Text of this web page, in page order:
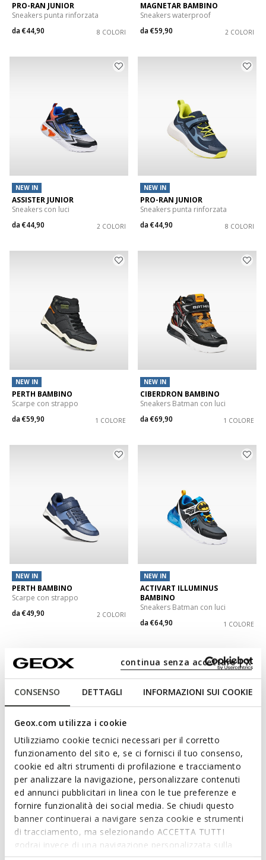
CONSENSO DETTAGLI INFORMAZIONI SUI COOKIE
Geox.com utilizza i cookie
Utilizziamo cookie tecnici necessari per il corretto
funzionamento del sito e, se ci fornisci il tuo consenso,
cookie ed altri strumenti di profilazione e tracciamento
per analizzare la navigazione, personalizzare contenuti
ed annunci pubblicitari in linea con le tue preferenze e
fornire funzionalità dei social media. Se chiudi questo
banner continuerai a navigare senza cookie e strumenti
di tracciamento, ma selezionando ACCETTA TUTTI
godrai invece di una navigazione personalizzata sulla
continua senza accettare | X
PRO-RAN JUNIOR
Sneakers punta rinforzata
da€44,90 8 COLORI
MAGNETAR BAMBINO
Sneakers waterproof
da€59,90 2 COLORI
NEW IN
ASSISTER JUNIOR
Sneakers con luci
da€44,90 2 COLORI
NEW IN
PRO-RAN JUNIOR
Sneakers punta rinforzata
da€44,90 8 COLORI
NEW IN
PERTH BAMBINO
Scarpe con strappo
da€59,90 1 COLORE
NEW IN
CIBERDRON BAMBINO
Sneakers Batman con luci
da€69,90 1 COLORE
NEW IN
PERTH BAMBINO
Scarpe con strappo
da€49,90 2 COLORI
NEW IN
ACTIVART ILLUMINUS
BAMBINO
Sneakers Batman con luci
da€64,90 1 COLORE
NEW IN
WASHIBA BAMBINO
Scarpe con strappo
da€49,90 2 COLORI
NEW IN
WASHIBA BAMBINO
Scarpe con strappo
da€49,90 2 COLORI